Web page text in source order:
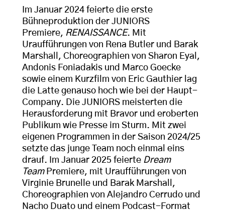
Im Januar 2024 feierte die erste
Bühneproduktion der JUNIORS
Premiere, RENAISSANCE. Mit
Uraufführungen von Rena Butler und Barak
Marshall, Choreographien von Sharon Eyal,
Andonis Foniadakis und Marco Goecke
sowie einem Kurzfilm von Eric Gauthier lag
die Latte genauso hoch wie bei der Haupt-
Company. Die JUNIORS meisterten die
Herausforderung mit Bravor und eroberten
Publikum wie Presse im Sturm. Mit zwei
eigenen Programmen in der Saison 2024/25
setzte das junge Team noch einmal eins
drauf. Im Januar 2025 feierte Dream
TeamPremiere, mit Uraufführungen von
Virginie Brunelle und Barak Marshall,
Choreographien von Alejandro Cerrudo und
Nacho Duato und einem Podcast-Format